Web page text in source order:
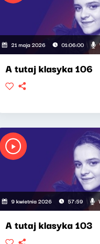
21 maja 2026 01:06:00
A tutaj klasyka 106
9 kwietnia 2026 57:59
A tutaj klasyka 103